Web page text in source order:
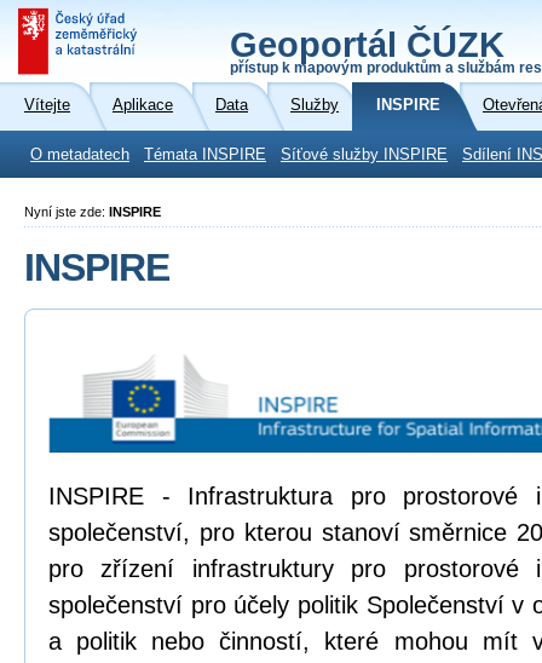
Geoportál ČÚZK
přístup k mapovým produktům a službám
Vítejte Aplikace Data Služby INSPIRE
O metadatech Témata INSPIRE Síťové služby INSPIRE Sdílení
Nyní jste zde: INSPIRE
INSPIRE
INSPIRE - Infrastruktura pro prostorové
společenství, pro kterou stanoví směrnice
pro zřízení infrastruktury pro prostorové
společenství pro účely politik Společenství v
a politik nebo činností, které mohou mít